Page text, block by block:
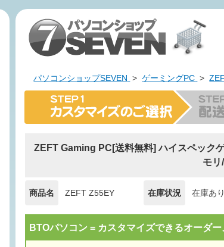
パソコンショップSEVEN >ゲーミングPC >
ZEFT Gaming PC[送料無料] ハイスペック
モリ
商品名 ZEFT Z55EY 在庫状況 在庫あり
BTOパソコン = カスタマイズできるオーダ